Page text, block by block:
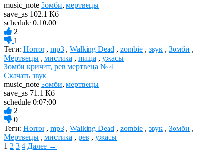
music_note Зомби, мертвецы
save_as 102.1 Кб
schedule 0:10:00
2
1
Теги: Horror, mp3 , Walking Dead , zombie , звук , Зомби ,
Мертвецы , мистика , пища , ужасы
Зомби кричит, рев мертвеца № 4
Скачать звук
music_note Зомби, мертвецы
save_as 71.1 Кб
schedule 0:07:00
2
0
Теги: Horror, mp3 , Walking Dead , zombie , звук , Зомби ,
Мертвецы , мистика , рев , ужасы
1 2 3 4 Далее →